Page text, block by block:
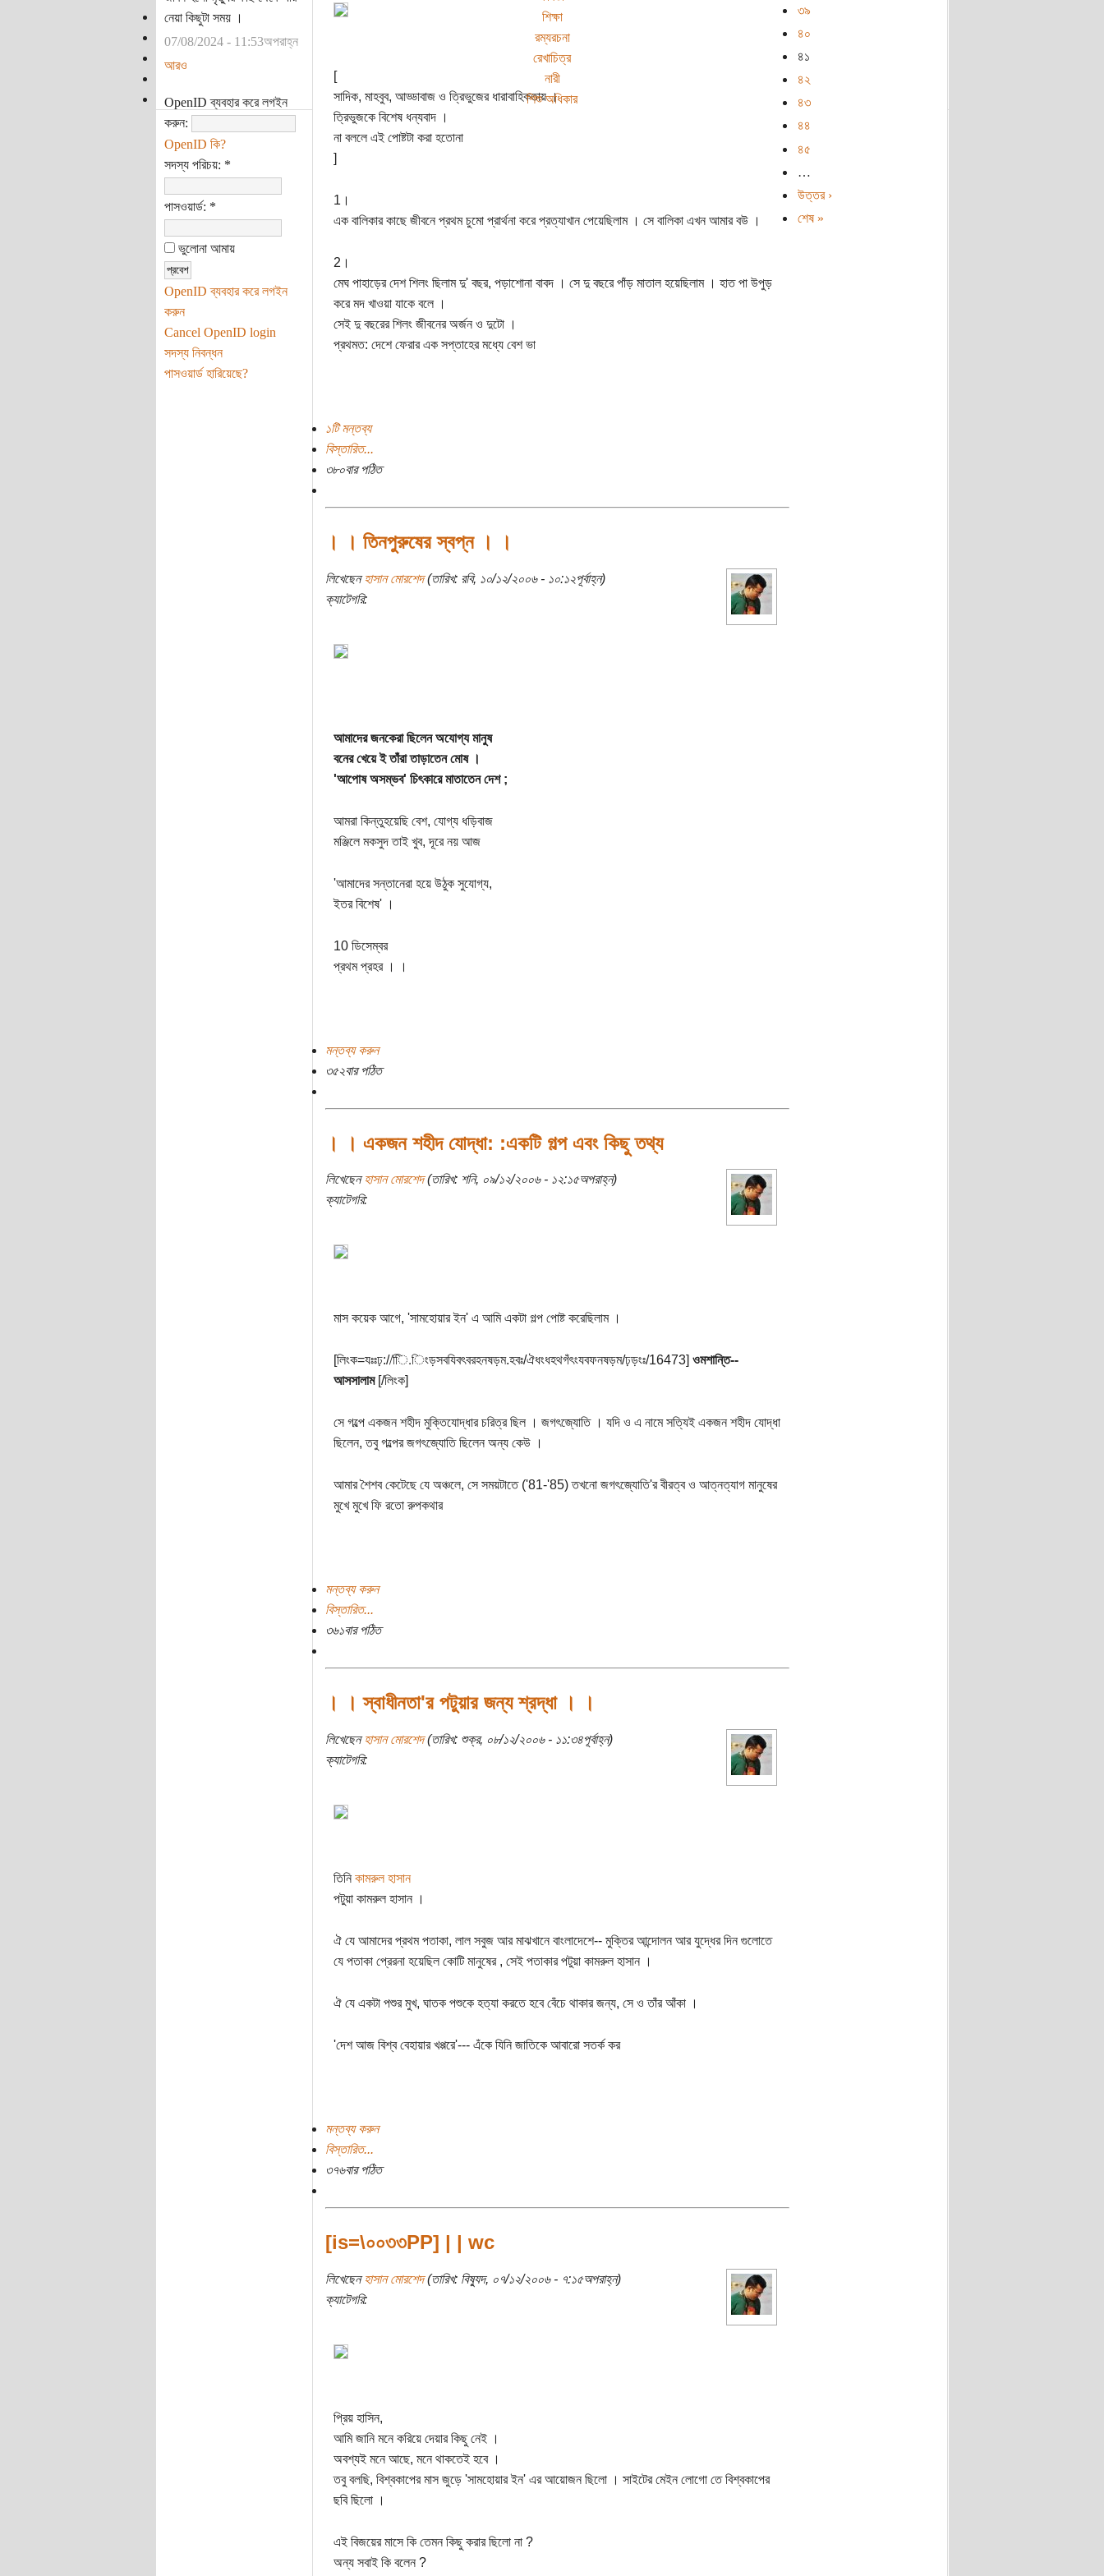
শিক্ষা
রম্যরচনা
রেখাচিত্র
নারী
শিশু অধিকার
নেয়া কিছুটা সময় ।
07/08/2024 - 11:53অপরাহ্ন
আরও
OpenID ব্যবহার করে লগইন
করুন:
OpenID কি?
সদস্য পরিচয়: *
পাসওয়ার্ড: *
ভুলোনা আমায়
OpenID ব্যবহার করে লগইন
করুন
Cancel OpenID login
সদস্য নিবন্ধন
পাসওয়ার্ড হারিয়েছে?
[
সাদিক, মাহবুব, আড্ডাবাজ ও ত্রিভুজের ধারাবাহিকতায় ।
ত্রিভুজকে বিশেষ ধন্যবাদ ।
না বললে এই পোষ্টটা করা হতোনা
]
1।
এক বালিকার কাছে জীবনে প্রথম চুমো প্রার্থনা করে প্রত্যাখান পেয়েছিলাম । সে বালিকা এখন আমার বউ ।
2।
মেঘ পাহাড়ের দেশ শিলং ছিলাম দু' বছর, পড়াশোনা বাবদ । সে দু বছরে পাঁড় মাতাল হয়েছিলাম । হাত পা উপুড়
করে মদ খাওয়া যাকে বলে ।
সেই দু বছরের শিলং জীবনের অর্জন ও দুটো ।
প্রথমত: দেশে ফেরার এক সপ্তাহের মধ্যে বেশ ভা
১টি মন্তব্য
বিস্তারিত...
৩৮০বার পঠিত
। । তিনপুরুষের স্বপ্ন । ।
লিখেছেনহাসান মোরশেদ(তারিখ: রবি, ১০/১২/২০০৬ - ১০:১২পূর্বাহ্ন)
ক্যাটেগরি:
আমাদের জনকেরা ছিলেন অযোগ্য মানুষ
বনের খেয়ে ই তাঁরা তাড়াতেন মোষ ।
'আপোষ অসম্ভব' চিৎকারে মাতাতেন দেশ ;
আমরা কিন্তুহয়েছি বেশ, যোগ্য ধড়িবাজ
মঞ্জিলে মকসুদ তাই খুব, দূরে নয় আজ
'আমাদের সন্তানেরা হয়ে উঠুক সুযোগ্য,
ইতর বিশেষ' ।
10 ডিসেম্বর
প্রথম প্রহর । ।
মন্তব্য করুন
৩৫২বার পঠিত
। । একজন শহীদ যোদ্ধা: :একটি গল্প এবং কিছু তথ্য
লিখেছেনহাসান মোরশেদ(তারিখ: শনি, ০৯/১২/২০০৬ - ১২:১৫অপরাহ্ন)
ক্যাটেগরি:
মাস কয়েক আগে, 'সামহোয়ার ইন' এ আমি একটা গল্প পোষ্ট করেছিলাম ।
[লিংক=যঃঃঢ়://িি.িংড়সবযিবৎবরহনষড়ম.হবঃ/ঐধংধহথগঁৎংযবফনষড়ম/ঢ়ড়ংঃ/16473] ওমশান্তি--
আসসালাম [/লিংক]
সে গল্পে একজন শহীদ মুক্তিযোদ্ধার চরিত্র ছিল । জগৎজ্যোতি । যদি ও এ নামে সত্যিই একজন শহীদ যোদ্ধা
ছিলেন, তবু গল্পের জগৎজ্যোতি ছিলেন অন্য কেউ ।
আমার শৈশব কেটেছে যে অঞ্চলে, সে সময়টাতে ('81-'85) তখনো জগৎজ্যোতি'র বীরত্ব ও আত্নত্যাগ মানুষের
মুখে মুখে ফি রতো রুপকথার
মন্তব্য করুন
বিস্তারিত...
৩৬১বার পঠিত
। । স্বাধীনতা'র পটুয়ার জন্য শ্রদ্ধা । ।
লিখেছেনহাসান মোরশেদ(তারিখ: শুক্র, ০৮/১২/২০০৬ - ১১:৩৪পূর্বাহ্ন)
ক্যাটেগরি:
তিনি কামরুল হাসান
পটুয়া কামরুল হাসান ।
ঐ যে আমাদের প্রথম পতাকা, লাল সবুজ আর মাঝখানে বাংলাদেশে-- মুক্তির আন্দোলন আর যুদ্ধের দিন গুলোতে
যে পতাকা প্রেরনা হয়েছিল কোটি মানুষের , সেই পতাকার পটুয়া কামরুল হাসান ।
ঐ যে একটা পশুর মুখ, ঘাতক পশুকে হত্যা করতে হবে বেঁচে থাকার জন্য, সে ও তাঁর আঁকা ।
'দেশ আজ বিশ্ব বেহায়ার খপ্পরে'--- এঁকে যিনি জাতিকে আবারো সতর্ক কর
মন্তব্য করুন
বিস্তারিত...
৩৭৬বার পঠিত
[is=\০০৩৩PP] | | wc
লিখেছেনহাসান মোরশেদ(তারিখ: বিষ্যুদ, ০৭/১২/২০০৬ - ৭:১৫অপরাহ্ন)
ক্যাটেগরি:
প্রিয় হাসিন,
আমি জানি মনে করিয়ে দেয়ার কিছু নেই ।
অবশ্যই মনে আছে, মনে থাকতেই হবে ।
তবু বলছি, বিশ্বকাপের মাস জুড়ে 'সামহোয়ার ইন' এর আয়োজন ছিলো । সাইটের মেইন লোগো তে বিশ্বকাপের
ছবি ছিলো ।
এই বিজয়ের মাসে কি তেমন কিছু করার ছিলো না ?
অন্য সবাই কি বলেন ?
৩৯
৪০
৪১
৪২
৪৩
৪৪
৪৫
…
উত্তর ›
শেষ »